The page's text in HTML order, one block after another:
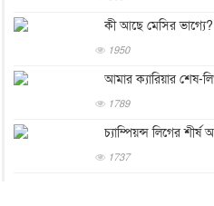
পের...
আন্তর্জাতিক
বিনোদন
খেলাধুলা
কী আছে মেসির ভাগ্যে?
1950
আমার ক্যারিয়ার শেষ-
1789
চ্যাম্পিয়ন্স লিগের শীর্ষ
1737